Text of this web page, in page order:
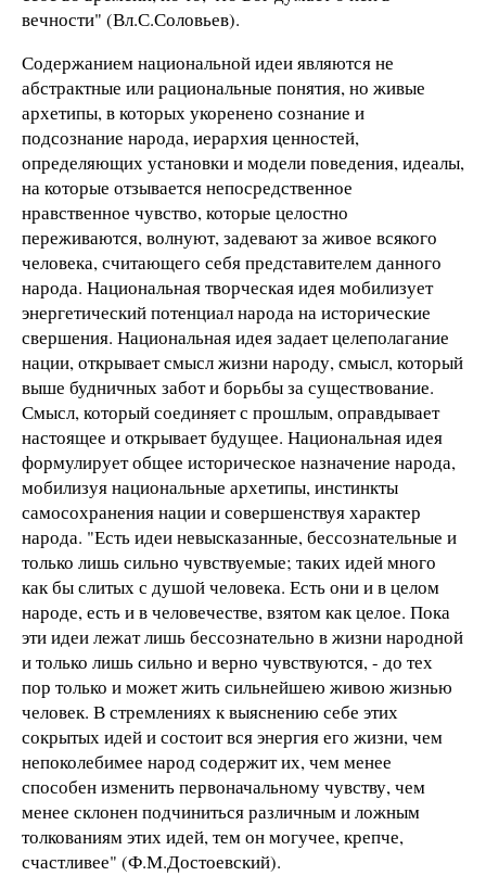
вечности" (Вл.С.Соловьев).
Содержанием национальной идеи являются не
абстрактные или рациональные понятия, но живые
архетипы, в которых укоренено сознание и
подсознание народа, иерархия ценностей,
определяющих установки и модели поведения, идеалы,
на которые отзывается непосредственное
нравственное чувство, которые целостно
переживаются, волнуют, задевают за живое всякого
человека, считающего себя представителем данного
народа. Национальная творческая идея мобилизует
энергетический потенциал народа на исторические
свершения. Национальная идея задает целеполагание
нации, открывает смысл жизни народу, смысл, который
выше будничных забот и борьбы за существование.
Смысл, который соединяет с прошлым, оправдывает
настоящее и открывает будущее. Национальная идея
формулирует общее историческое назначение народа,
мобилизуя национальные архетипы, инстинкты
самосохранения нации и совершенствуя характер
народа. "Есть идеи невысказанные, бессознательные и
только лишь сильно чувствуемые; таких идей много
как бы слитых с душой человека. Есть они и в целом
народе, есть и в человечестве, взятом как целое. Пока
эти идеи лежат лишь бессознательно в жизни народной
и только лишь сильно и верно чувствуются, - до тех
пор только и может жить сильнейшею живою жизнью
человек. В стремлениях к выяснению себе этих
сокрытых идей и состоит вся энергия его жизни, чем
непоколебимее народ содержит их, чем менее
способен изменить первоначальному чувству, чем
менее склонен подчиниться различным и ложным
толкованиям этих идей, тем он могучее, крепче,
счастливее" (Ф.М.Достоевский).